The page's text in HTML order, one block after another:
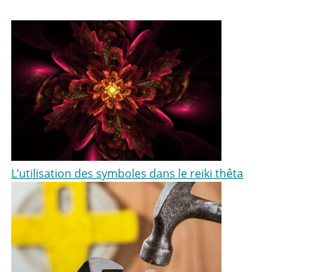
L’utilisation des symboles dans le reiki thêta